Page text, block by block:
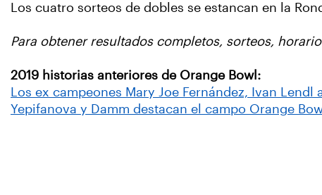
Los cuatro sorteos de dobles se estancan en la
Para obtener resultados completos, sorteos,
2019 historias anteriores de Orange Bowl:
Los ex campeones Mary Joe Fernández, Ivan
Yepifanova y Damm destacan el campo Orange